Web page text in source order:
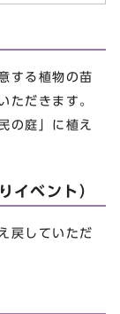
する植物の苗
ただきます。
の庭」に植え
イベント）
戻していただ